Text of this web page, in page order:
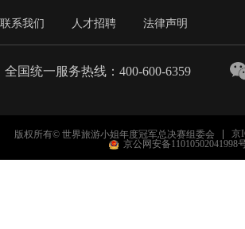
全国统一服务热线：400-600-6359
联系我们 人才招聘 法律声明
版权所有© 世界旅游小姐年度冠军总决赛组委会
京
京公网安备11010502041998